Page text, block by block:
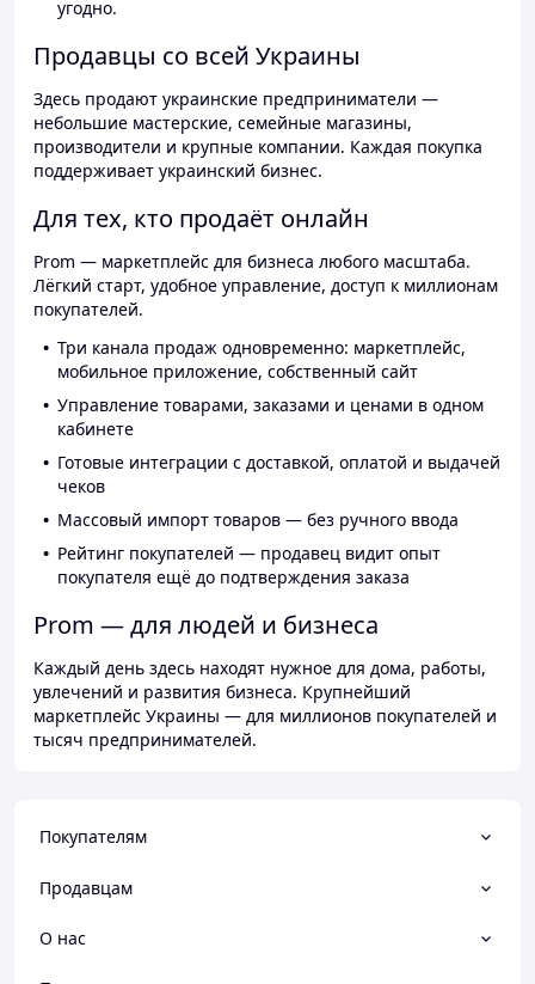
угодно.
Продавцы со всей Украины
Здесь продают украинские предприниматели —
небольшие мастерские, семейные магазины,
производители и крупные компании. Каждая покупка
поддерживает украинский бизнес.
Для тех, кто продаёт онлайн
Prom — маркетплейс для бизнеса любого масштаба.
Лёгкий старт, удобное управление, доступ к миллионам
покупателей.
Три канала продаж одновременно: маркетплейс,
мобильное приложение, собственный сайт
Управление товарами, заказами и ценами в одном
кабинете
Готовые интеграции с доставкой, оплатой и выдачей
чеков
Массовый импорт товаров — без ручного ввода
Рейтинг покупателей — продавец видит опыт
покупателя ещё до подтверждения заказа
Prom — для людей и бизнеса
Каждый день здесь находят нужное для дома, работы,
увлечений и развития бизнеса. Крупнейший
маркетплейс Украины — для миллионов покупателей и
тысяч предпринимателей.
Покупателям
Продавцам
О нас